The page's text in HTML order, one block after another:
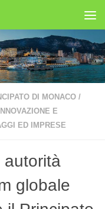
DI MONACO /
INNOVAZIONE E
ED IMPRESE
autorità
globale